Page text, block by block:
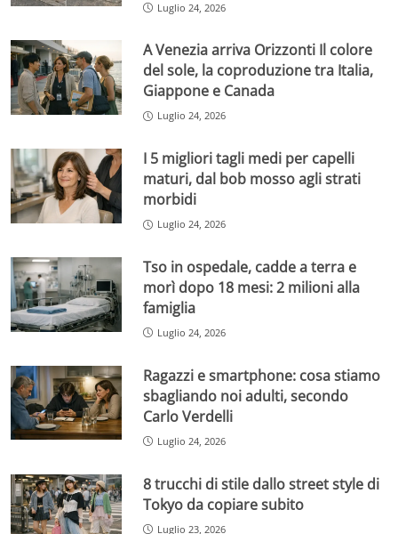
Luglio 24, 2026
A Venezia arriva Orizzonti Il colore
del sole, la coproduzione tra Italia,
Giappone e Canada
Luglio 24, 2026
I 5 migliori tagli medi per capelli
maturi, dal bob mosso agli strati
morbidi
Luglio 24, 2026
Tso in ospedale, cadde a terra e
morì dopo 18 mesi: 2 milioni alla
famiglia
Luglio 24, 2026
Ragazzi e smartphone: cosa stiamo
sbagliando noi adulti, secondo
Carlo Verdelli
Luglio 24, 2026
8 trucchi di stile dallo street style di
Tokyo da copiare subito
Luglio 23, 2026